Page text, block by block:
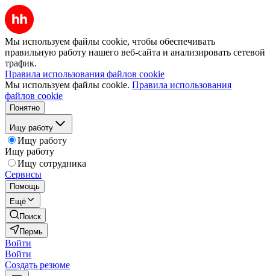
Мы используем файлы cookie, чтобы обеспечивать
правильную работу нашего веб-сайта и анализировать сетевой
трафик.
Правила использования файлов cookie
Мы используем файлы cookie. Правила использования
файлов cookie
Понятно
Ищу работу
Ищу работу
Ищу работу
Ищу сотрудника
Сервисы
Помощь
Ещё
Поиск
Пермь
Войти
Войти
Создать резюме